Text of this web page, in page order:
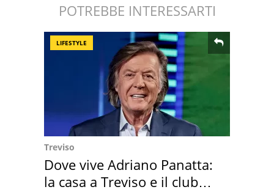
POTREBBE INTERESSARTI
LIFESTYLE
Treviso
Dove vive Adriano Panatta:
la casa a Treviso e il club